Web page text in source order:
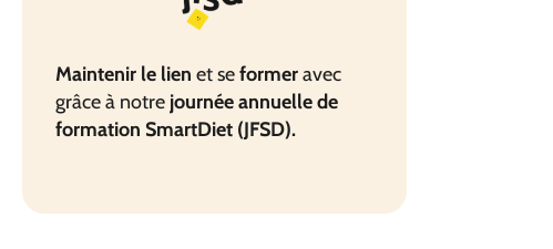
Maintenir le lien et seformeravec
grâce à notre journée annuelle de
formation SmartDiet (JFSD).